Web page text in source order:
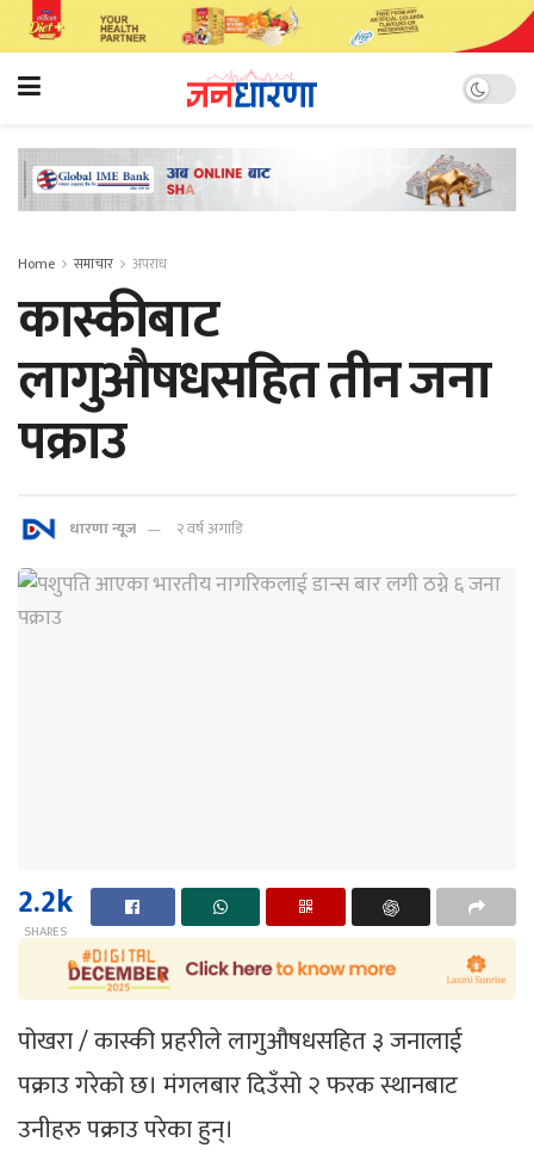
Home समाचार अपराध
कास्कीबाट
लागुऔषधसहित तीन जना
पक्राउ
धारणा न्यूज २ वर्ष अगाडि
2.2k
SHARES
पोखरा / कास्की प्रहरीले लागुऔषधसहित ३ जनालाई
पक्राउ गरेको छ। मंगलबार दिउँसो २ फरक स्थानबाट
उनीहरु पक्राउ परेका हुन्।